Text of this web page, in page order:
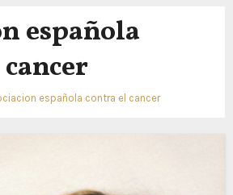
española
española contra el cancer